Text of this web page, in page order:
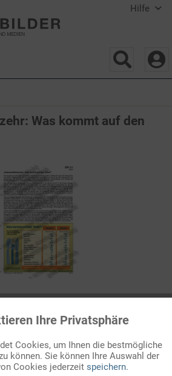
Hilfe
Was kommt auf den
kommt auf den Teller?
ist nahezu
Auswahl die Verbraucher aus dieser
Aktiv
Inaktiv
Ihre Privatsphäre
Cookies, um Ihnen die bestmögliche
können. Sie können Ihre Auswahl der
Cookies jederzeit speichern.